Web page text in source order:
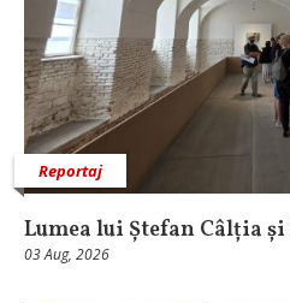
Reportaj
Lumea lui Ștefan Câlția
03 Aug, 2026